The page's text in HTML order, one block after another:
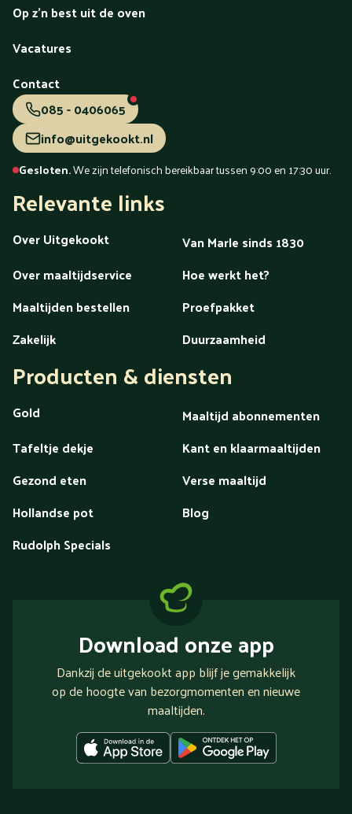
Op z'n best uit de oven
Vacatures
Contact
085 - 0406065
info@uitgekookt.nl
Gesloten.We zijn telefonisch bereikbaar tussen 9:00 en 17:30 uur.
Relevante links
Over Uitgekookt
Van Marle sinds 1830
Over maaltijdservice
Hoe werkt het?
Maaltijden bestellen
Proefpakket
Zakelijk
Duurzaamheid
Producten & diensten
Gold
Maaltijd abonnementen
Tafeltje dekje
Kant en klaarmaaltijden
Gezond eten
Verse maaltijd
Hollandse pot
Blog
Rudolph Specials
Download onze app
Dankzij de uitgekookt app blijf je gemakkelijk
op de hoogte van bezorgmomenten en nieuwe
maaltijden.